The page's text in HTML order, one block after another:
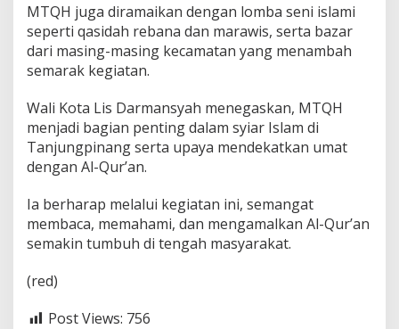
MTQH juga diramaikan dengan lomba seni islami
seperti qasidah rebana dan marawis, serta bazar
dari masing-masing kecamatan yang menambah
semarak kegiatan.
Wali Kota Lis Darmansyah menegaskan, MTQH
menjadi bagian penting dalam syiar Islam di
Tanjungpinang serta upaya mendekatkan umat
dengan Al-Qur’an.
Ia berharap melalui kegiatan ini, semangat
membaca, memahami, dan mengamalkan Al-Qur’an
semakin tumbuh di tengah masyarakat.
(red)
Post Views: 756